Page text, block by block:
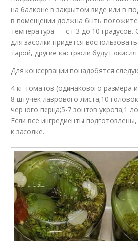
на балконе в закрытом виде или в
в помещении должна быть
температура — от 3 до 10 градусов.
для засолки придется
тарой, другие кастрюли будут
Для консервации понадобятся
4 кг томатов (одинакового размера
8 штучек лаврового листа;10
черного перца;5-7 зонтов укропа;1
Если все ингредиенты
к засолке.